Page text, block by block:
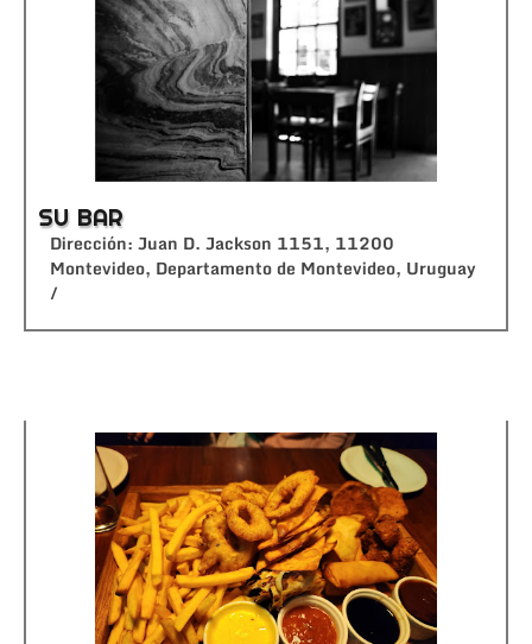
SU BAR
Dirección: Juan D. Jackson 1151, 11200
Montevideo, Departamento de Montevideo, Uruguay
/